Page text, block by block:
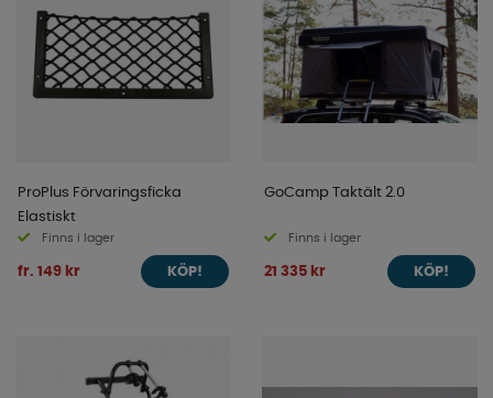
ProPlus Förvaringsficka
Elastiskt
Finns i lager
fr. 149 kr KÖP!
GoCamp Taktält 2.0
Finns i lager
21 335 kr KÖP!